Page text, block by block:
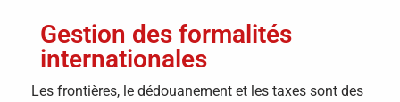
Gestion des formalités
internationales
Les frontières, le dédouanement et les taxes sont des